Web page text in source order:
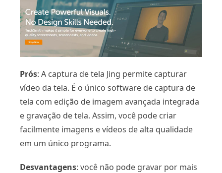
Prós: A captura de tela Jing permite capturar
vídeo da tela. É o único software de captura de
tela com edição de imagem avançada integrada
e gravação de tela. Assim, você pode criar
facilmente imagens e vídeos de alta qualidade
em um único programa.
Desvantagens: você não pode gravar por mais